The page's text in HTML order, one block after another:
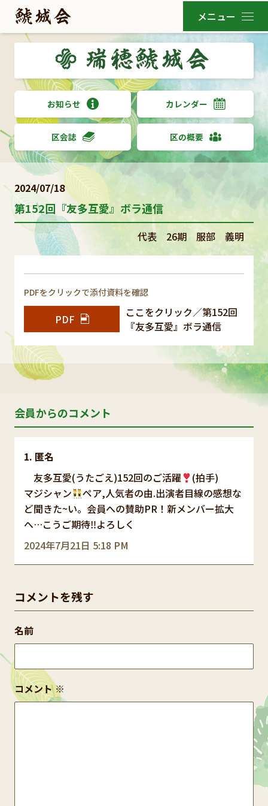
お知らせ カレンダー
区会誌 区の概要
2024/07/18
第152回『友多互愛』ボラ通信
代表 26期 服部 義明
PDFをクリックで添付資料を確認
PDF
ここをクリック／第152回
『友多互愛』ボラ通信
会員からのコメント
匿名
2024年7月21日 5:18 PM
友多互愛(うたごえ)152回のご活躍
(拍手)
マジシャン
ペア,人気者の由.出演者目線の感想な
ど聞きた~い。会員への賛助PR！新メンバー拡大
へ…こうご期待‼︎よろしく
コメントを残す
コメント※
名前